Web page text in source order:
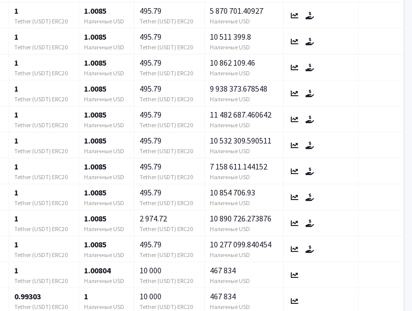
1
Tether (USDT) ERC20
1.0085
Наличные USD
495.79
Tether (USDT) ERC20
5 870 701.40927
Наличные USD
1
Tether (USDT) ERC20
1.0085
Наличные USD
495.79
Tether (USDT) ERC20
10 511 399.8
Наличные USD
1
Tether (USDT) ERC20
1.0085
Наличные USD
495.79
Tether (USDT) ERC20
10 862 109.46
Наличные USD
1
Tether (USDT) ERC20
1.0085
Наличные USD
495.79
Tether (USDT) ERC20
9 938 373.678548
Наличные USD
1
Tether (USDT) ERC20
1.0085
Наличные USD
495.79
Tether (USDT) ERC20
11 482 687.460642
Наличные USD
1
Tether (USDT) ERC20
1.0085
Наличные USD
495.79
Tether (USDT) ERC20
10 532 309.590511
Наличные USD
1
Tether (USDT) ERC20
1.0085
Наличные USD
495.79
Tether (USDT) ERC20
7 158 611.144152
Наличные USD
1
Tether (USDT) ERC20
1.0085
Наличные USD
495.79
Tether (USDT) ERC20
10 854 706.93
Наличные USD
1
Tether (USDT) ERC20
1.0085
Наличные USD
2 974.72
Tether (USDT) ERC20
10 890 726.273876
Наличные USD
1
Tether (USDT) ERC20
1.0085
Наличные USD
495.79
Tether (USDT) ERC20
10 277 099.840454
Наличные USD
1
Tether (USDT) ERC20
1.00804
Наличные USD
10 000
Tether (USDT) ERC20
467 834
Наличные USD
0.99303
Tether (USDT) ERC20
1
Наличные USD
10 000
Tether (USDT) ERC20
467 834
Наличные USD